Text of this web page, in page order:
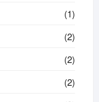
(1)
(2)
(2)
(2)